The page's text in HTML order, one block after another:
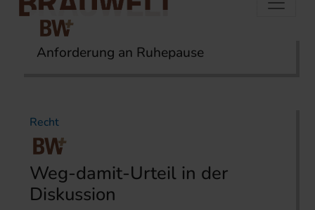
Startseite Themen Recht
Anforderung an Ruhepause
Recht
Weg-damit-Urteil in der
Diskussion